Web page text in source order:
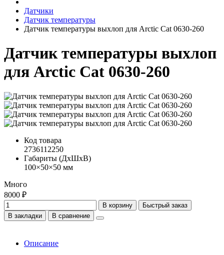
Датчики
Датчик температуры
Датчик температуры выхлоп для Arctic Cat 0630-260
Датчик температуры выхлоп
для Arctic Cat 0630-260
Код товара
2736112250
Габариты (ДхШхВ)
100×50×50 мм
Много
8000 ₽
В корзину
Быстрый заказ
В закладки
В сравнение
Описание